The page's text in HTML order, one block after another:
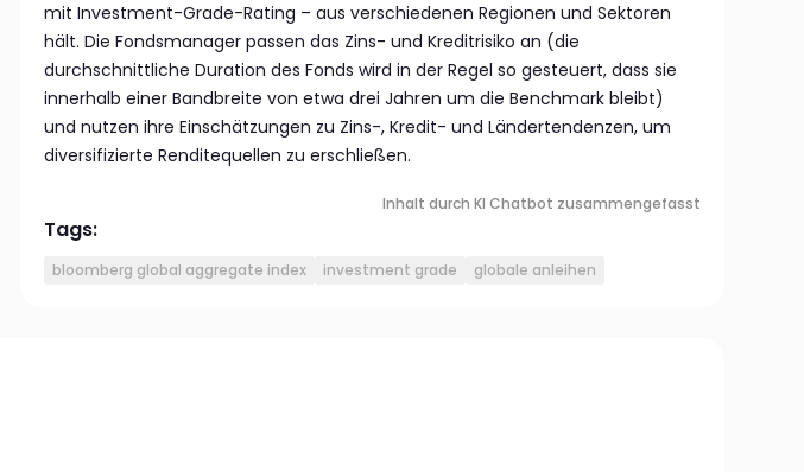
mit Investment-Grade-Rating – aus verschiedenen Regionen und Sektoren
hält. Die Fondsmanager passen das Zins- und Kreditrisiko an (die
durchschnittliche Duration des Fonds wird in der Regel so gesteuert, dass sie
innerhalb einer Bandbreite von etwa drei Jahren um die Benchmark bleibt)
und nutzen ihre Einschätzungen zu Zins-, Kredit- und Ländertendenzen, um
diversifizierte Renditequellen zu erschließen.
Inhalt durch KI Chatbot zusammengefasst
Tags:
bloomberg global aggregate index investment grade globale anleihen